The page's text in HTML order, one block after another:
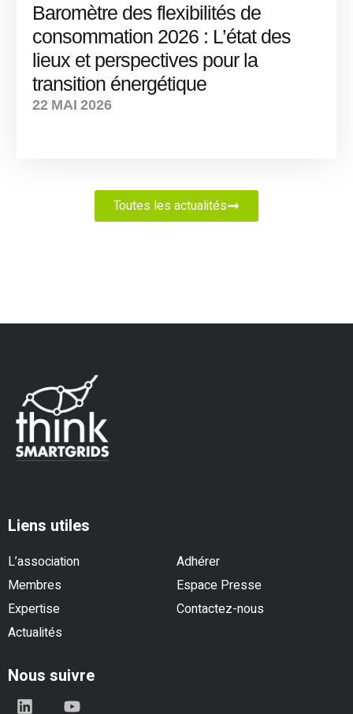
Baromètre des flexibilités de
consommation 2026 : L’état des
lieux et perspectives pour la
transition énergétique
22 MAI 2026
Toutes les actualités
Liens utiles
L’association
Adhérer
Membres
Espace Presse
Expertise
Contactez-nous
Actualités
Nous suivre